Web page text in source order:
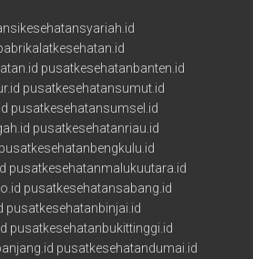
pusatkesehatanbanten.id
pusatkesehatansumut.id
pusatkesehatansumsel.id
pusatkesehatanriau.id
pusatkesehatanbengkulu.id
pusatkesehatanmalukuutara.id
pusatkesehatansabang.id
pusatkesehatanbinjai.id
pusatkesehatanbukittinggi.id
pusatkesehatandumai.id